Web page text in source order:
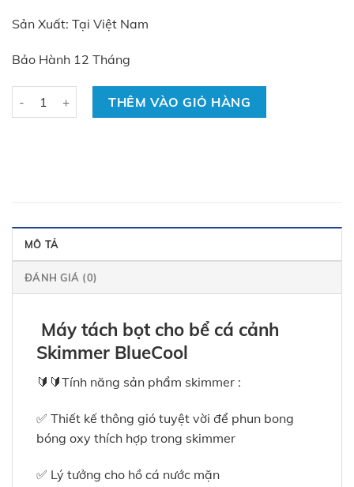
Sản Xuất: Tại Việt Nam
Bảo Hành 12 Tháng
THÊM VÀO GIỎ HÀNG
MÔ TẢ
ĐÁNH GIÁ (0)
Máy tách bọt cho bể cá cảnh
Skimmer BlueCool
🔰🔰Tính năng sản phẩm skimmer :
✅ Thiết kế thông gió tuyệt vời để phun bong
bóng oxy thích hợp trong skimmer
✅ Lý tưởng cho hồ cá nước mặn